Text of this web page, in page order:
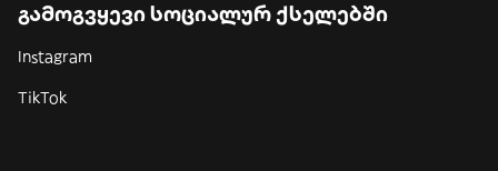
გამოგვყევი სოციალურ ქსელებში
Instagram
TikTok